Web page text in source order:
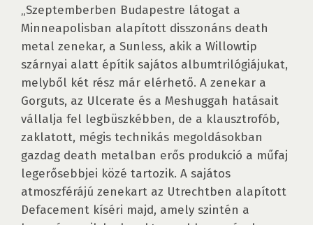
„Szeptemberben Budapestre látogat a
Minneapolisban alapított disszonáns death
metal zenekar, a Sunless, akik a Willowtip
szárnyai alatt építik sajátos albumtrilógiájukat,
melyből két rész már elérhető. A zenekar a
Gorguts, az Ulcerate és a Meshuggah hatásait
vállalja fel legbüszkébben, de a klausztrofób,
zaklatott, mégis technikás megoldásokban
gazdag death metalban erős produkció a műfaj
legerősebbjei közé tartozik. A sajátos
atmoszférájú zenekart az Utrechtben alapított
Defacement kíséri majd, amely szintén a